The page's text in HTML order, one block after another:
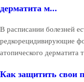
дерматита м...
В расписании болезней
редкорецидивирующие
атопического дерматита
Как защитить свои